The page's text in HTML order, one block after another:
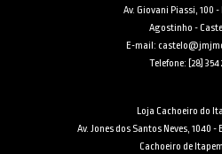
Av. Giovani Piassi, 100
Agostinho -
E-mail:
Telefone: [28]
Loja Cachoeiro do
Av. Jones dos Santos Neves, 1040 -
Cachoeiro de